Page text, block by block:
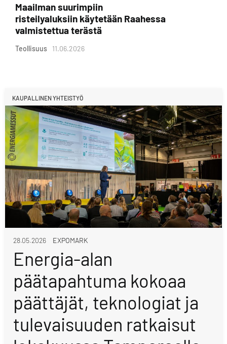
Maailman suurimpiin
risteilyaluksiin käytetään Raahessa
valmistettua terästä
Teollisuus 11.06.2026
KAUPALLINEN YHTEISTYÖ
28.05.2026 EXPOMARK
Energia-alan
päätapahtuma kokoaa
päättäjät, teknologiat ja
tulevaisuuden ratkaisut